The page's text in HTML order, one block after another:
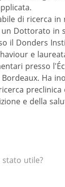
di ricerca
Dottorato in
il Donders
e
presso
Ha
preclinica
e della
utile?